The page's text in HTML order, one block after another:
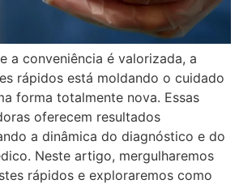
a conveniência é valorizada, a
rápidos está moldando o cuidado
forma totalmente nova. Essas
oferecem resultados
a dinâmica do diagnóstico e do
Neste artigo, mergulharemos
rápidos e exploraremos como